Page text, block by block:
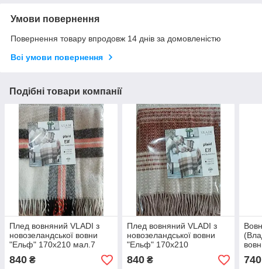
Умови повернення
Повернення товару впродовж 14 днів за домовленістю
Всі умови повернення
Подібні товари компанії
Плед вовняний VLADI з
новозеландської вовни
"Ельф" 170х210 мал.7
беж-оранж-корич
840 ₴
Плед вовняний VLADI з
новозеландської вовни
"Ельф" 170х210
мал.Хвиля
840₴ 740